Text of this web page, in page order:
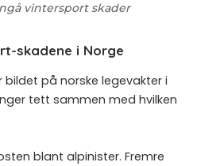
vintersport skader
skadene i Norge
på norske legevakter i
tett sammen med hvilken
blant alpinister. Fremre